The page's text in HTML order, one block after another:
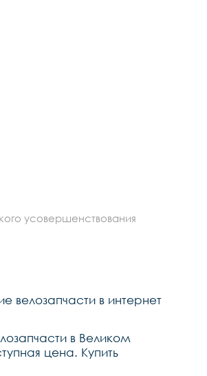
усовершенствования
велозапчасти в интернет
в Великом
цена. Купить